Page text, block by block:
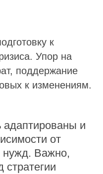
к
Упор на
поддержание
к изменениям.
адаптированы и
от
нужд. Важно,